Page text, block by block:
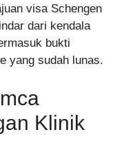
visa Schengen
dari kendala
bukti
yang sudah lunas.
Klinik